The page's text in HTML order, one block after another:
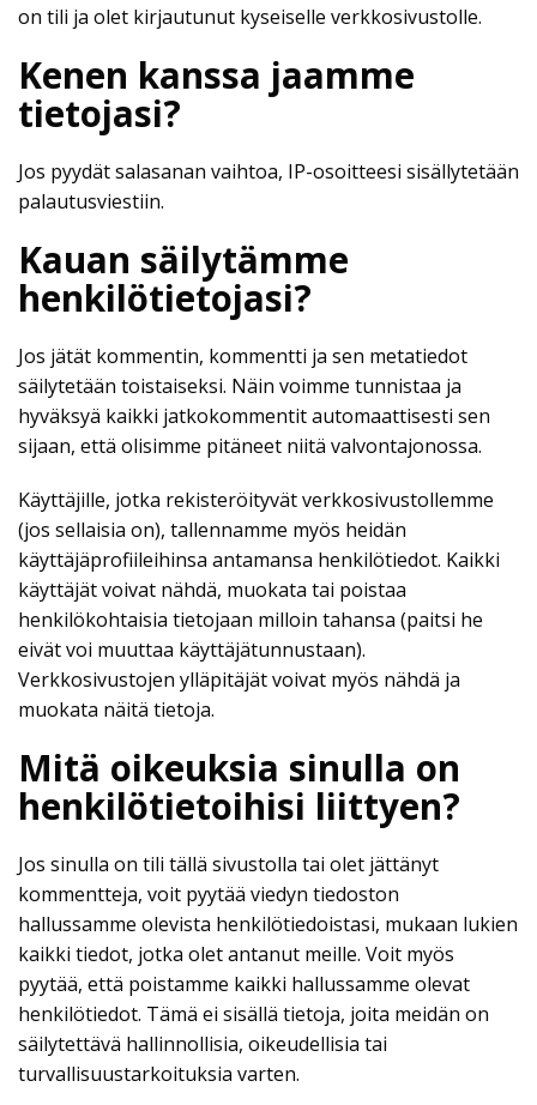
on tili ja olet kirjautunut kyseiselle verkkosivustolle.
Kenen kanssa jaamme
tietojasi?
Jos pyydät salasanan vaihtoa, IP-osoitteesi sisällytetään
palautusviestiin.
Kauan säilytämme
henkilötietojasi?
Jos jätät kommentin, kommentti ja sen metatiedot
säilytetään toistaiseksi. Näin voimme tunnistaa ja
hyväksyä kaikki jatkokommentit automaattisesti sen
sijaan, että olisimme pitäneet niitä valvontajonossa.
Käyttäjille, jotka rekisteröityvät verkkosivustollemme
(jos sellaisia on), tallennamme myös heidän
käyttäjäprofiileihinsa antamansa henkilötiedot. Kaikki
käyttäjät voivat nähdä, muokata tai poistaa
henkilökohtaisia tietojaan milloin tahansa (paitsi he
eivät voi muuttaa käyttäjätunnustaan).
Verkkosivustojen ylläpitäjät voivat myös nähdä ja
muokata näitä tietoja.
Mitä oikeuksia sinulla on
henkilötietoihisi liittyen?
Jos sinulla on tili tällä sivustolla tai olet jättänyt
kommentteja, voit pyytää viedyn tiedoston
hallussamme olevista henkilötiedoistasi, mukaan lukien
kaikki tiedot, jotka olet antanut meille. Voit myös
pyytää, että poistamme kaikki hallussamme olevat
henkilötiedot. Tämä ei sisällä tietoja, joita meidän on
säilytettävä hallinnollisia, oikeudellisia tai
turvallisuustarkoituksia varten.